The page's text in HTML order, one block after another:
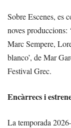
Sobre Escenes, es
noves produccions:
Marc Sempere,
blanco’, de Mar
Festival Grec.
Encàrrecs i
La temporada